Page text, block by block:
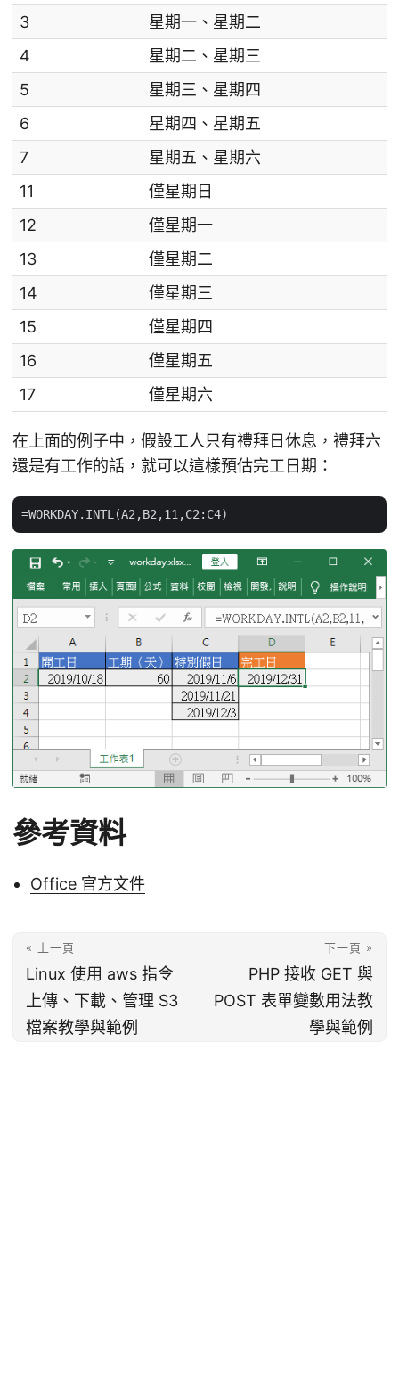
3
星期一、星期二
4
星期二、星期三
5
星期三、星期四
6
星期四、星期五
7
星期五、星期六
11
僅星期日
12
僅星期一
13
僅星期二
14
僅星期三
15
僅星期四
16
僅星期五
17
僅星期六
在上面的例子中，假設工人只有禮拜日休息，禮拜六
還是有工作的話，就可以這樣預估完工日期：
參考資料
Office 官方文件
« 上一頁
Linux 使用 aws 指令
上傳、下載、管理 S3
檔案教學與範例
下一頁 »
PHP 接收 GET 與
POST 表單變數用法教
學與範例